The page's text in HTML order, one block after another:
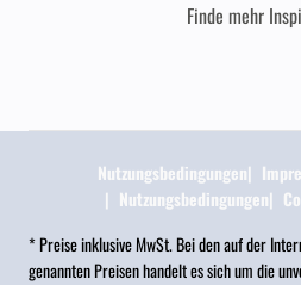
Finde mehr
Nutzungsbedingungen
Nutzungsbedingungen
* Preise inklusive MwSt. Bei den auf der
genannten Preisen handelt es sich um die